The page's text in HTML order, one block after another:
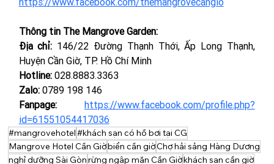
Thông tin The Mangrove Garden:
Địa chỉ: 146/22 Đường Thạnh Thới, Ấp Long Thạnh,
Huyện Cần Giờ, TP. Hồ Chí Minh
Hotline: 028.8883.3363
Zalo: 0789 198 146
Fanpage:
https://www.facebook.com/profile.php?
id=61551054417036
#mangrovehotel#khách sạn có hồ bơi tại CG
Mangrove Hotel Cần Giờbiển cần giờChợ hải sảng Hàng Dương
nghỉ dưỡng Sài Gònrừng ngập mặn Cần Giờkhách sạn cần giờ